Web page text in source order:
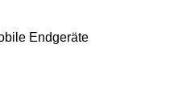
Endgeräte